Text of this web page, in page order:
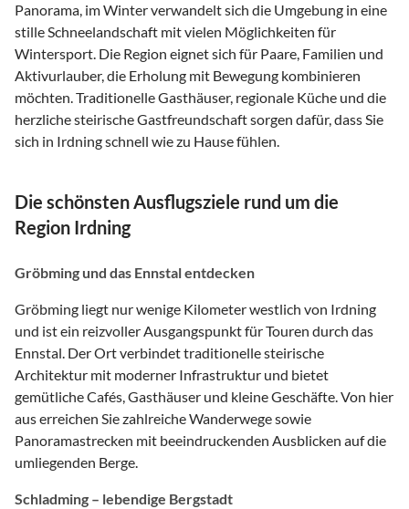
Panorama, im Winter verwandelt sich die Umgebung in eine
stille Schneelandschaft mit vielen Möglichkeiten für
Wintersport. Die Region eignet sich für Paare, Familien und
Aktivurlauber, die Erholung mit Bewegung kombinieren
möchten. Traditionelle Gasthäuser, regionale Küche und die
herzliche steirische Gastfreundschaft sorgen dafür, dass Sie
sich in Irdning schnell wie zu Hause fühlen.
Die schönsten Ausflugsziele rund um die
Region Irdning
Gröbming und das Ennstal entdecken
Gröbming liegt nur wenige Kilometer westlich von Irdning
und ist ein reizvoller Ausgangspunkt für Touren durch das
Ennstal. Der Ort verbindet traditionelle steirische
Architektur mit moderner Infrastruktur und bietet
gemütliche Cafés, Gasthäuser und kleine Geschäfte. Von hier
aus erreichen Sie zahlreiche Wanderwege sowie
Panoramastrecken mit beeindruckenden Ausblicken auf die
umliegenden Berge.
Schladming – lebendige Bergstadt